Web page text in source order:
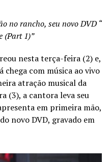
no rancho, seu novo DVD “
(Part 1)”
nesta terça-feira (2) e,
chega com música ao vivo
atração musical da
(3), a cantora leva seu
em primeira mão,
novo DVD, gravado em